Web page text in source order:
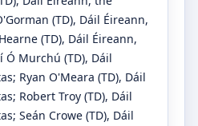
(TD), Dáil Éireann,
(TD), Dáil Éireann,
Ó Murchú (TD), Dáil
; Ryan O'Meara (TD), Dáil
; Robert Troy (TD), Dáil
; Seán Crowe (TD), Dáil